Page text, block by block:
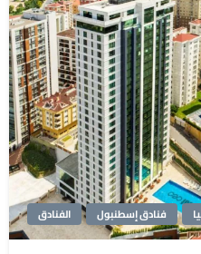
الفنادق فنادق إسطنبول